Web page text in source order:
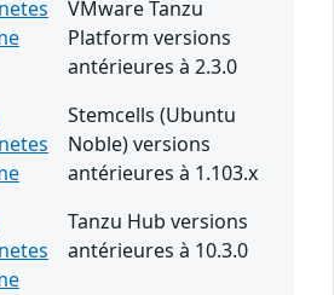
VMware Tanzu
Platform versions
antérieures à 2.3.0
Stemcells (Ubuntu
Noble) versions
antérieures à 1.103.x
Tanzu Hub versions
antérieures à 10.3.0